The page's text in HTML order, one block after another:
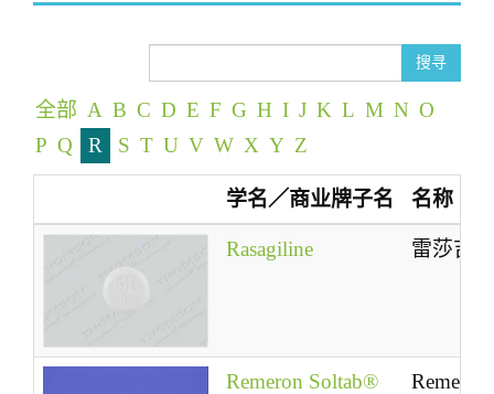
i
o
n
搜寻
全部 A B C D E F G H I J K L M N O
P Q R S T U V W X Y Z
学名／商业牌子名 名称
Rasagiline 雷莎吉兰
Remeron Soltab®